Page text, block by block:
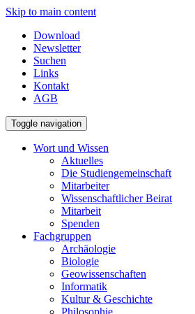
Skip to main content
Download
Newsletter
Suchen
Links
Kontakt
AGB
Toggle navigation
Wort und Wissen
Aktuelles
Die Studiengemeinschaft
Mitarbeiter
Wissenschaftlicher Beirat
Mitarbeit
Spenden
Fachgruppen
Archäologie
Biologie
Geowissenschaften
Informatik
Kultur & Geschichte
Philosophie